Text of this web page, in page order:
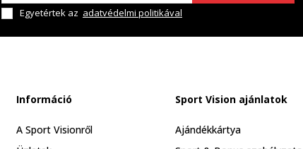
Egyetértek az adatvédelmi politikával
Információ
A Sport Visionről
Sport Vision ajánlatok
Ajándékkártya